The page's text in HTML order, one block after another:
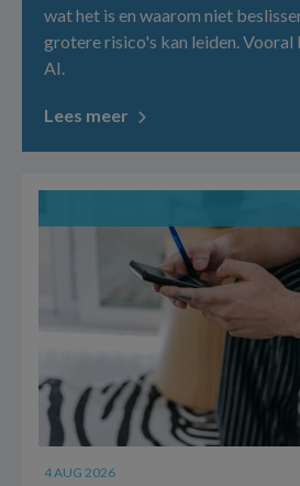
wat het is en waarom niet
grotere risico's kan leiden. Vooral
AI.
Lees meer
4 AUG 2026